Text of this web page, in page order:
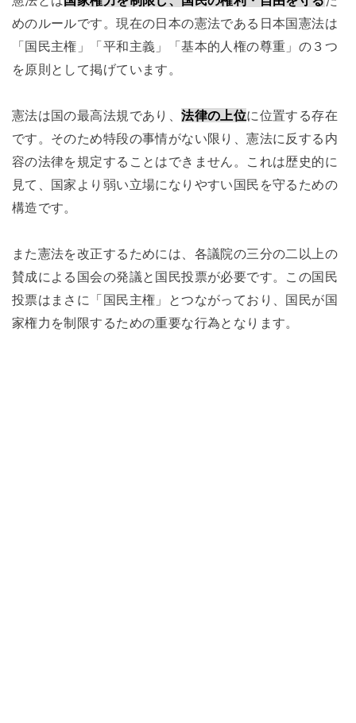
めのルールです。現在の日本の憲法である日本国憲法は
「国民主権」「平和主義」「基本的人権の尊重」の３つ
を原則として掲げています。
憲法は国の最高法規であり、法律の上位に位置する存在
です。そのため特段の事情がない限り、憲法に反する内
容の法律を規定することはできません。これは歴史的に
見て、国家より弱い立場になりやすい国民を守るための
構造です。
また憲法を改正するためには、各議院の三分の二以上の
賛成による国会の発議と国民投票が必要です。この国民
投票はまさに「国民主権」とつながっており、国民が国
家権力を制限するための重要な行為となります。